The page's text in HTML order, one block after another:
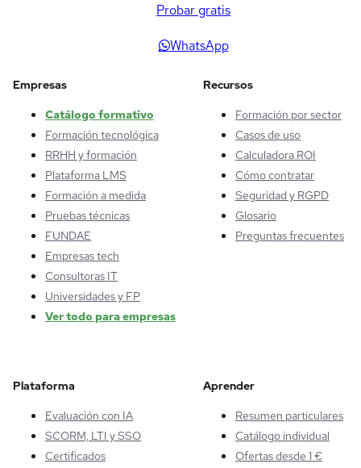
Probar gratis
WhatsApp
Empresas
Catálogo formativo
Formación tecnológica
RRHH y formación
Plataforma LMS
Formación a medida
Pruebas técnicas
FUNDAE
Empresas tech
Consultoras IT
Universidades y FP
Ver todo para empresas
Recursos
Formación por sector
Casos de uso
Calculadora ROI
Cómo contratar
Seguridad y RGPD
Glosario
Preguntas frecuentes
Plataforma
Evaluación con IA
SCORM, LTI y SSO
Certificados
Aprender
Resumen particulares
Catálogo individual
Ofertas desde 1 €